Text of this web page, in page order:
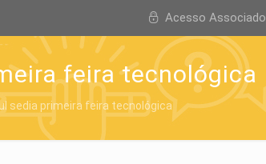
Acesso Associado
feira tecnológica
sedia primeira feira tecnológica